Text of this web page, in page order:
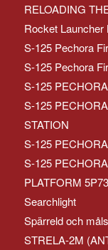
RELOADING
Rocket Launcher
S-125 Pechora
S-125 Pechora
S-125
S-125
STATION
S-125
S-125
PLATFORM 5P73
Searchlight
Spärreld och
STRELA-2M